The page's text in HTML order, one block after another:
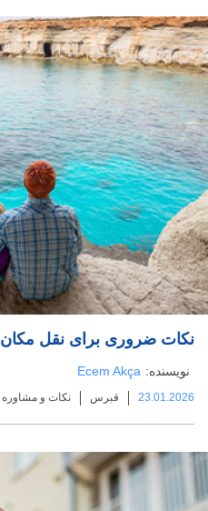
نکات ضروری برای نقل
نویسنده: Ecem Akça
23.01.2026 قبرس نکات و مشاوره